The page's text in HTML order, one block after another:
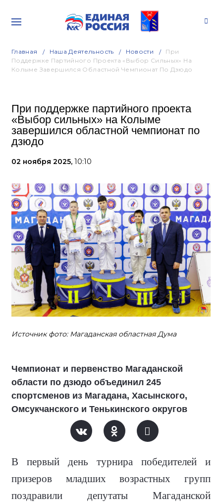
Главная Наша Деятельность Новости
При
Поддержке Партийного Проекта «Выбор Сильных» На
Колыме Завершился Областной Чемпионат По Дзюдо
При поддержке партийного проекта
«Выбор сильных» на Колыме
завершился областной чемпионат по
дзюдо
02 ноября 2025, 10:10
Источник фото: Магаданская областная Дума
Чемпионат и первенство Магаданской
области по дзюдо объединил 245
спортсменов из Магадана, Хасынского,
Омсукчанского и Тенькинского округов
В первый день турнира победителей и
призеров младших возрастных групп
поздравили депутаты Магаданской